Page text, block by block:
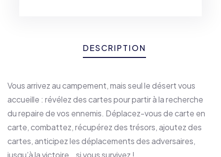
DESCRIPTION
Vous arrivez au campement, mais seul le désert vous
accueille : révélez des cartes pour partir à la recherche
du repaire de vos ennemis. Déplacez-vous de carte en
carte, combattez, récupérez des trésors, ajoutez des
cartes, anticipez les déplacements des adversaires,
jusqu’à la victoire… si vous survivez !